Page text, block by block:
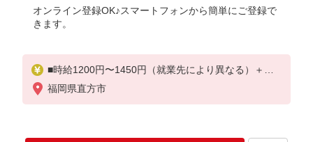
オンライン登録OK♪スマートフォンから簡単にご登録で
きます。
■時給1200円〜1450円（就業先により異なる）＋交
通費
福岡県直方市